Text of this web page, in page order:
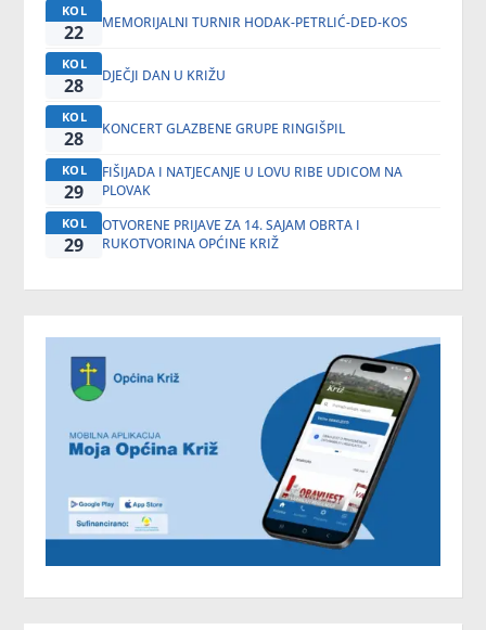
KOL
22 MEMORIJALNI TURNIR HODAK-PETRLIĆ-DED-KOS
KOL
28 DJEČJI DAN U KRIŽU
KOL
28 KONCERT GLAZBENE GRUPE RINGIŠPIL
KOL
29
FIŠIJADA I NATJECANJE U LOVU RIBE UDICOM NA
PLOVAK
KOL
29
OTVORENE PRIJAVE ZA 14. SAJAM OBRTA I
RUKOTVORINA OPĆINE KRIŽ